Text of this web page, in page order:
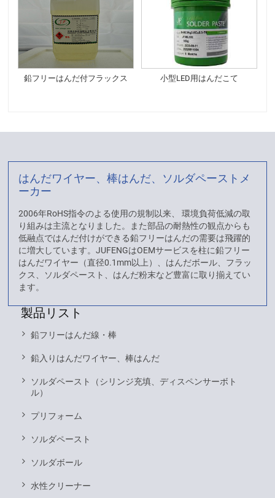
鉛フリーはんだ付フラックス 小型LED用はんだこて
はんだワイヤー、棒はんだ、ソルダペーストメ
ーカー
2006年RoHS指令のよる使用の規制以来、 環境負荷低減の取
り組みは主流となりました。また部品の耐熱性の観点からも
低融点ではんだ付けができる鉛フリーはんだの需要は飛躍的
に増大しています。JUFENGはOEMサービスを柱に鉛フリー
はんだワイヤー（直径0.1mm以上）、はんだボール、フラッ
クス、ソルダペースト、はんだ粉末など豊富に取り揃えてい
ます。
製品リスト
鉛フリーはんだ線・棒
鉛入りはんだワイヤー、棒はんだ
ソルダペースト（シリンジ充填、ディスペンサーボト
ル）
プリフォーム
ソルダペースト
ソルダボール
水性クリーナー